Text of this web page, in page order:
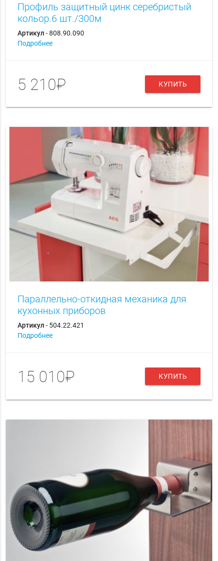
Профиль защитный цинк серебристый
кольор.6 шт./300м
Артикул- 808.90.090
Подробнее
5 210₽ КУПИТЬ
Параллельно-откидная механика для
кухонных приборов
Артикул- 504.22.421
Подробнее
15 010₽ КУПИТЬ